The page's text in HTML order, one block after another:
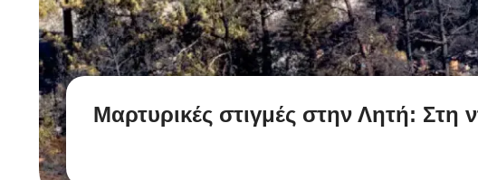
Μαρτυρικές στιγμές στην Λητή: